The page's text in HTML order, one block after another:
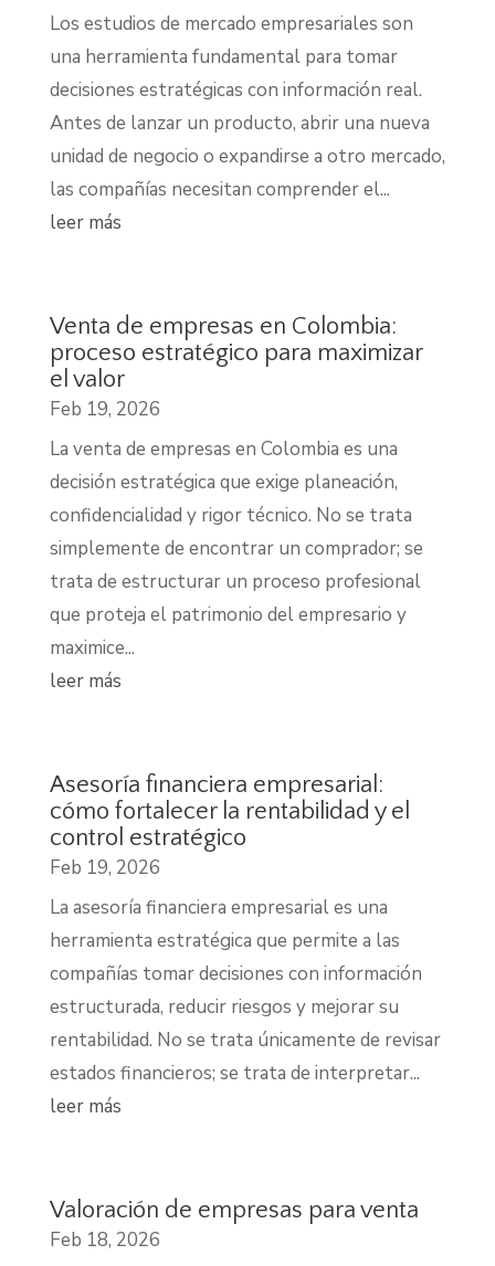
Los estudios de mercado empresariales son
una herramienta fundamental para tomar
decisiones estratégicas con información real.
Antes de lanzar un producto, abrir una nueva
unidad de negocio o expandirse a otro mercado,
las compañías necesitan comprender el...
leer más
Venta de empresas en Colombia:
proceso estratégico para maximizar
el valor
Feb 19, 2026
La venta de empresas en Colombia es una
decisión estratégica que exige planeación,
confidencialidad y rigor técnico. No se trata
simplemente de encontrar un comprador; se
trata de estructurar un proceso profesional
que proteja el patrimonio del empresario y
maximice...
leer más
Asesoría financiera empresarial:
cómo fortalecer la rentabilidad y el
control estratégico
Feb 19, 2026
La asesoría financiera empresarial es una
herramienta estratégica que permite a las
compañías tomar decisiones con información
estructurada, reducir riesgos y mejorar su
rentabilidad. No se trata únicamente de revisar
estados financieros; se trata de interpretar...
leer más
Valoración de empresas para venta
Feb 18, 2026